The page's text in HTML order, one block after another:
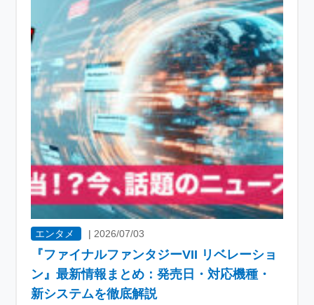
エンタメ | 2026/07/03
『ファイナルファンタジーVII リベレーショ
ン』最新情報まとめ：発売日・対応機種・
新システムを徹底解説